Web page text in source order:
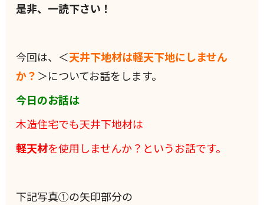
是非、一読下さい！
今回は、＜天井下地材は軽天下地にしません
か？ ＞についてお話をします。
今日のお話は
木造住宅でも天井下地材は
軽天材を使用しませんか？というお話です。
下記写真①の矢印部分の